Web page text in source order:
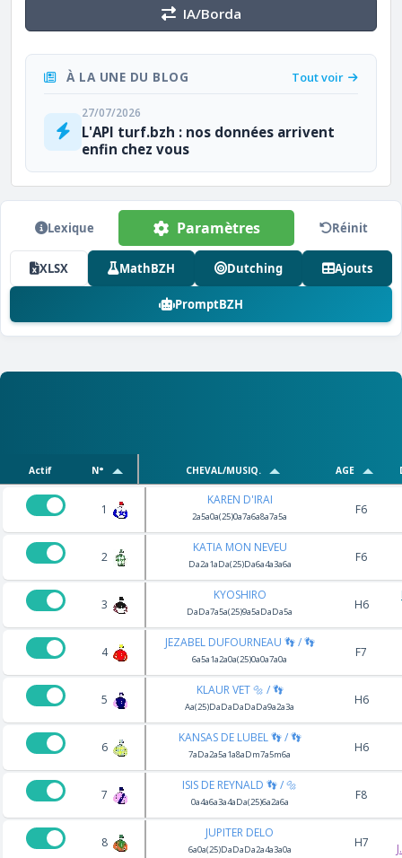
IA/Borda
À LA UNE DU BLOG Tout voir
27/07/2026
L'API turf.bzh : nos données arrivent
enfin chez vous
Lexique Paramètres Réinit
XLSX MathBZH Dutching Ajouts
PromptBZH
Actif N° CHEVAL/MUSIQ. AGE
1
KAREN D'IRAI
2a5a0a(25)0a7a6a8a7a5a F6
2
KATIA MON NEVEU
Da2a1aDa(25)Da6a4a3a6a F6
3
KYOSHIRO
DaDa7a5a(25)9a5aDaDa5a H6
4
JEZABEL DUFOURNEAU 👣 / 👣
6a5a1a2a0a(25)0a0a7a0a F7
5
KLAUR VET 🔩 / 👣
Aa(25)DaDaDaDaDa9a2a3a H6
6
KANSAS DE LUBEL 👣 / 👣
7aDa2a5a1a8aDm7a5m6a H6
7
ISIS DE REYNALD 👣 / 🔩
0a4a6a3a4aDa(25)6a2a6a F8
8
JUPITER DELO
6a0a(25)DaDaDa2a4a3a0a H7